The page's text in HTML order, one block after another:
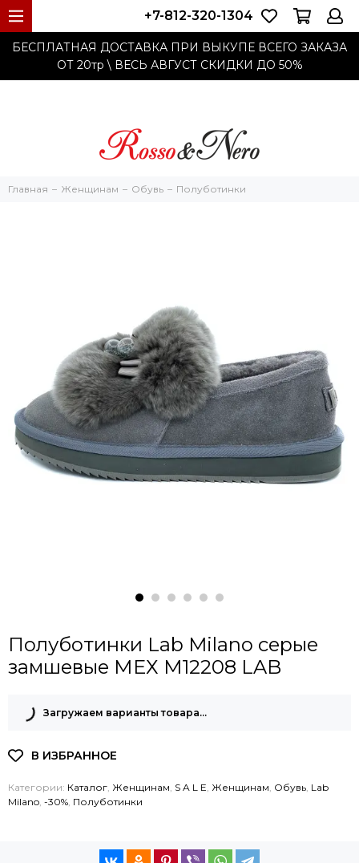
БЕСПЛАТНАЯ ДОСТАВКА ПРИ ВЫКУПЕ ВСЕГО ЗАКАЗА
ОТ 20тр \ ВЕСЬ АВГУСТ СКИДКИ ДО 50%
+7-812-320-1304
Главная Женщинам Обувь Полуботинки
Полуботинки Lab Milano серые
замшевые МЕХ M12208 LAB
Загружаем варианты товара…
Категории: Каталог, Женщинам, S A L E, Женщинам, Обувь, Lab
Milano, -30%, Полуботинки